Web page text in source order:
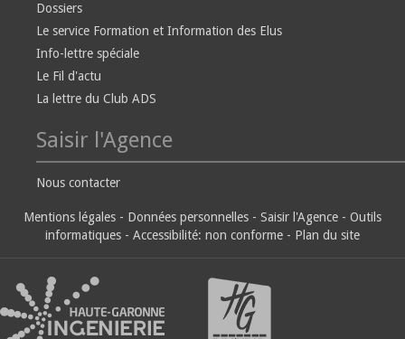
Dossiers
Le service Formation et Information des Elus
Info-lettre spéciale
Le Fil d'actu
La lettre du Club ADS
Saisir l'Agence
Nous contacter
Mentions légales - Données personnelles - Saisir l'Agence - Outils
informatiques - Accessibilité: non conforme - Plan du site